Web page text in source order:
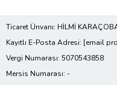
Ticaret Ünvanı: HİLMİ
Kayıtlı E-Posta Adresi: [email
Vergi Numarası: 5070543858
Mersis Numarası: -